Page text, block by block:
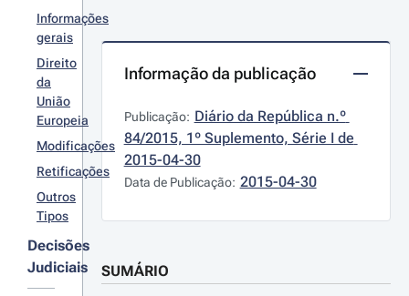
Informações
gerais
Direito
da
União
Europeia
Modificações
Retificações
Outros
Tipos
Decisões
Judiciais
Informação da publicação
Publicação: Diário da República n.º
84/2015, 1º Suplemento, Série I de
2015-04-30
Data de Publicação: 2015-04-30
SUMÁRIO